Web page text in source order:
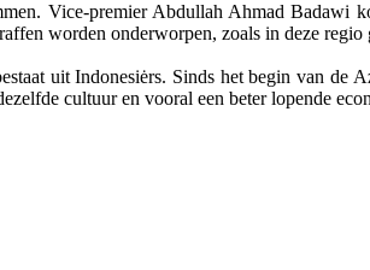
Vice-premier Abdullah Ahmad Badawi
worden onderworpen, zoals in deze
uit Indonesiėrs. Sinds het begin van de
cultuur en vooral een beter lopende